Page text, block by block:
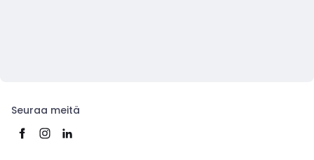
Seuraa meitä